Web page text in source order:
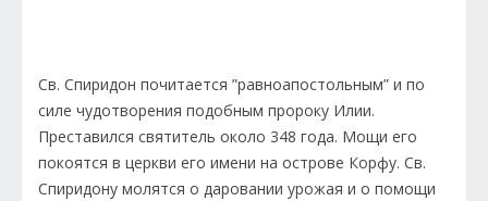
Св. Спиридон почитается ”равноапостольным” и по
силе чудотворения подобным пророку Илии.
Преставился святитель около 348 года. Мощи его
покоятся в церкви его имени на острове Корфу. Св.
Спиридону молятся о даровании урожая и о помощи